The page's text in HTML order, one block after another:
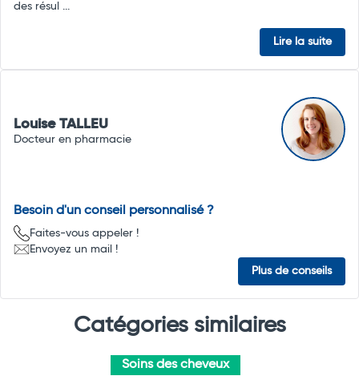
des résul ...
Lire la suite
Louise TALLEU
Docteur en pharmacie
Besoin d'un conseil personnalisé ?
Faites-vous appeler !
Envoyez un mail !
Plus de conseils
Catégories similaires
Soins des cheveux